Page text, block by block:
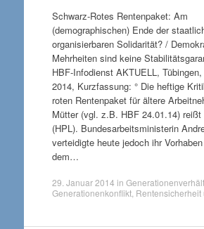
Schwarz-Rotes Rentenpaket: Am
(demographischen) Ende der
organisierbaren Solidarität? /
Mehrheiten sind keine
HBF-Infodienst AKTUELL,
2014, Kurzfassung: ° Die heftige
roten Rentenpaket für ältere
Mütter (vgl. z.B. HBF 24.01.14) reißt
(HPL). Bundesarbeitsministerin
verteidigte heute jedoch ihr
dem…
29. Januar 2014 in
Generationenkonflikt, Rentensicherheit